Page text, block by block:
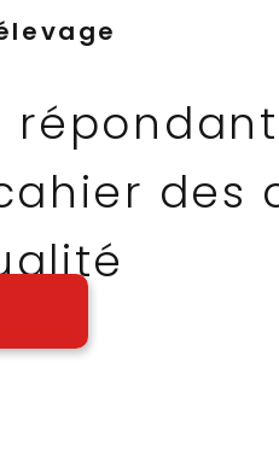
répondant
des